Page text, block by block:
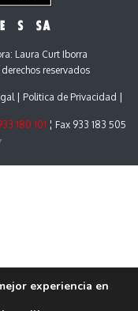
Laura Curt Iborra
reservados
Politica de Privacidad
180 101 ¦ Fax 933 183 505
experiencia en